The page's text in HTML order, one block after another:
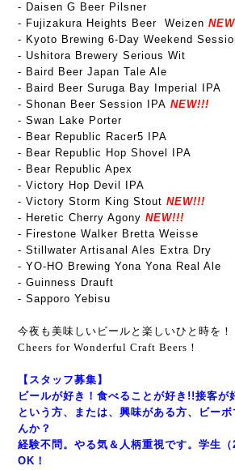
- Daisen G Beer Pilsner
- Fujizakura Heights Beer Weizen
- Kyoto Brewing 6-Day Weekend
- Ushitora Brewery Serious Wit
- Baird Beer Japan Tale Ale
- Baird Beer Suruga Bay Imperial IPA
- Shonan Beer Session IPA NEW!!!
- Swan Lake Porter
- Bear Republic Racer5 IPA
- Bear Republic Hop Shovel IPA
- Bear Republic Apex
- Victory Hop Devil IPA
- Victory Storm King Stout NEW!!!
- Heretic Cherry Agony NEW!!!
- Firestone Walker Bretta Weisse
- Stillwater Artisanal Ales Extra Dry
- YO-HO Brewing Yona Yona Real Ale
- Guinness Drauft
- Sapporo Yebisu
今夜も美味しいビールと楽しいひと時を！
Cheers for Wonderful Craft Beers！
【スタッフ募集】
ビールが好き！食べることが好き!!接客が
という方、または、興味がある方、ビー
んか？
経験不問。やる気＆人柄重視です。学生
OK！